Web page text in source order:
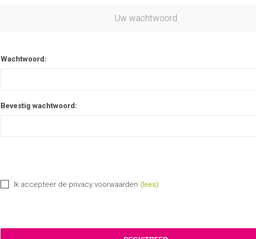
Uw wachtwoord
Wachtwoord:
Bevestig wachtwoord:
Ik accepteer de privacy voorwaarden (lees)